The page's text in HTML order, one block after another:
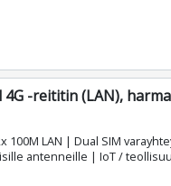
-reititin (LAN),
100M LAN | Dual SIM
antenneille | IoT /